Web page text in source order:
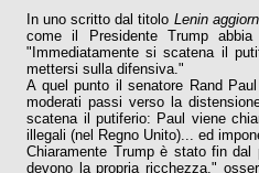
In uno scritto dal titolo Lenin
come il Presidente Trump
"Immediatamente si scatena il
mettersi sulla difensiva."
A quel punto il senatore Rand
moderati passi verso la
scatena il putiferio: Paul viene
illegali (nel Regno Unito)... ed
Chiaramente Trump è stato fin
devono la propria ricchezza,"